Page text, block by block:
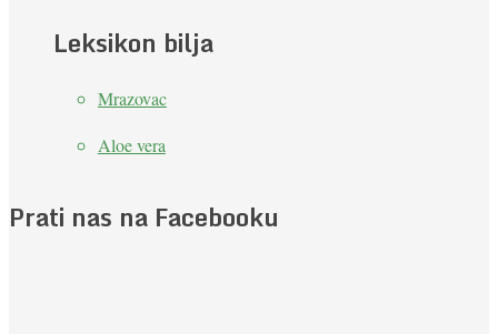
Leksikon bilja
Mrazovac
Aloe vera
Prati nas na Facebooku